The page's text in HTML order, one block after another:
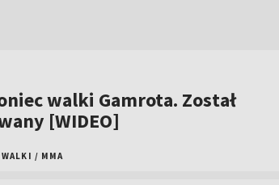
walki Gamrota. Został
[WIDEO]
/ MMA